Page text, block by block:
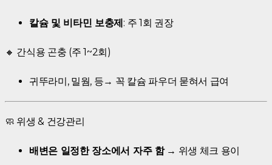
칼슘 및 비타민 보충제: 주 1회 권장
🔸 간식용 곤충 (주 1~2회)
귀뚜라미, 밀웜, 등→ 꼭 칼슘 파우더 묻혀서 급여
🧼 위생 & 건강관리
배변은 일정한 장소에서 자주 함→ 위생 체크 용이